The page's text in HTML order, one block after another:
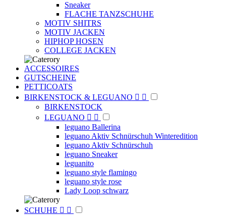
Sneaker
FLACHE TANZSCHUHE
MOTIV SHITRS
MOTIV JACKEN
HIPHOP HOSEN
COLLEGE JACKEN
ACCESSOIRES
GUTSCHEINE
PETTICOATS
BIRKENSTOCK & LEGUANO  
BIRKENSTOCK
LEGUANO  
leguano Ballerina
leguano Aktiv Schnürschuh Winteredition
leguano Aktiv Schnürschuh
leguano Sneaker
leguanito
leguano style flamingo
leguano style rose
Lady Loop schwarz
SCHUHE  